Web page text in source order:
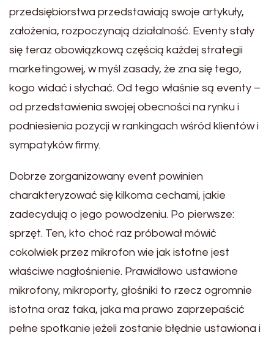
przedsiębiorstwa przedstawiają swoje artykuły,
założenia, rozpoczynają działalność. Eventy stały
się teraz obowiązkową częścią każdej strategii
marketingowej, w myśl zasady, że zna się tego,
kogo widać i słychać. Od tego właśnie są eventy –
od przedstawienia swojej obecności na rynku i
podniesienia pozycji w rankingach wśród klientów i
sympatyków firmy.
Dobrze zorganizowany event powinien
charakteryzować się kilkoma cechami, jakie
zadecydują o jego powodzeniu. Po pierwsze:
sprzęt. Ten, kto choć raz próbował mówić
cokolwiek przez mikrofon wie jak istotne jest
właściwe nagłośnienie. Prawidłowo ustawione
mikrofony, mikroporty, głośniki to rzecz ogromnie
istotna oraz taka, jaka ma prawo zaprzepaścić
pełne spotkanie jeżeli zostanie błędnie ustawiona i